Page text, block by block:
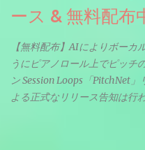
ース & 無料配布
【無料配布】AIによりボー
うにピアノロール上でピッチ
ン Session Loops「PitchNet
よる正式なリリース告知は行